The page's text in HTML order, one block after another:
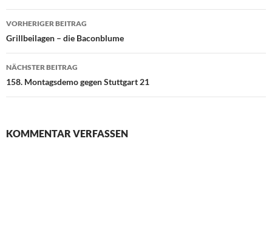
Beitragsnavigation
VORHERIGER BEITRAG
Grillbeilagen – die Baconblume
NÄCHSTER BEITRAG
158. Montagsdemo gegen Stuttgart 21
KOMMENTAR VERFASSEN